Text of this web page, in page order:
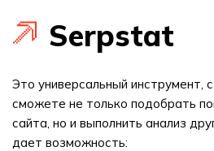
Serpstat
Это универсальный инструмент,
сможете не только подобрать
сайта, но и выполнить анализ
дает возможность: